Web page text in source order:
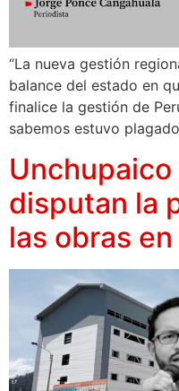
“La nueva gestión
balance del estado en
finalice la gestión de
sabemos estuvo
disputan la
las obras